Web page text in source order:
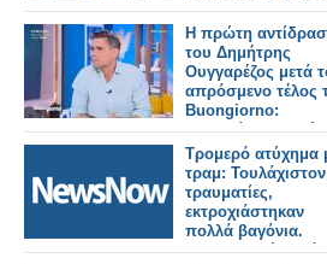
Η πρώτη
του Δημήτρης
Ουγγαρέζος μετά
απρόσμενο τέλος
Buongiorno:
«Εννοείται πως
πολλά να πω»
Τρομερό ατύχημα
τραμ:
τραυματίες,
εκτροχιάστηκαν
πολλά βαγόνια.
Σοκαριστικές